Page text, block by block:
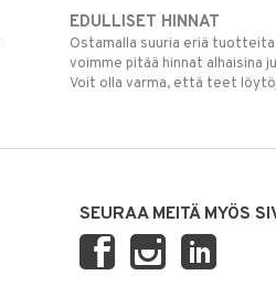
EDULLISET HINNAT
Ostamalla suuria eriä
voimme pitää hinnat alhaisina
Voit olla varma, että teet
SEURAA MEITÄ MYÖS